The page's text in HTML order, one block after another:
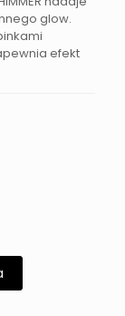
glow.
efekt